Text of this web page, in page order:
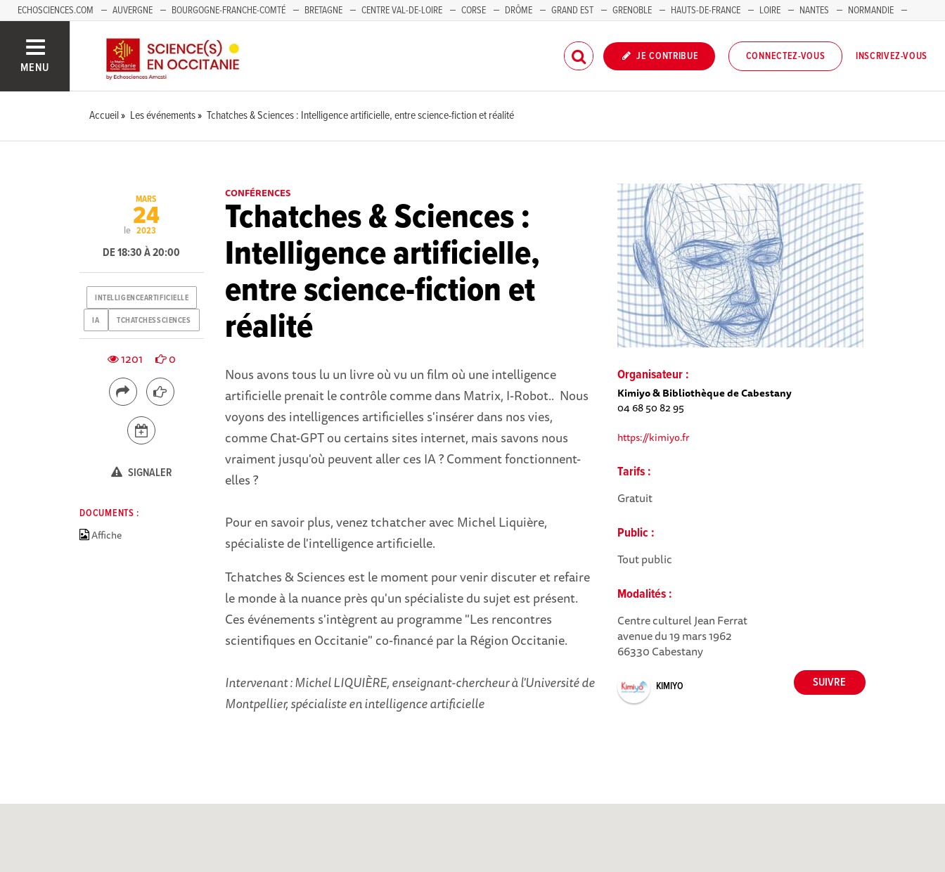
ECHOSCIENCES.COM AUVERGNE BOURGOGNE-FRANCHE-COMTÉ BRETAGNE CENTRE VAL-DE-LOIRE CORSE DRÔME GRAND EST GRENOBLE HAUTS-DE-FRANCE LOIRE NANTES
NORMANDIE
MENU
JE CONTRIBUE CONNECTEZ-VOUS INSCRIVEZ-VOUS
Accueil Les événements Tchatches & Sciences : Intelligence artificielle, entre science-fiction et réalité
CONFÉRENCES
Tchatches & Sciences :
Intelligence artificielle,
entre science-fiction et
réalité
Nous avons tous lu un livre où vu un film où une intelligence
artificielle prenait le contrôle comme dans Matrix, I-Robot.. Nous
voyons des intelligences artificielles s'insérer dans nos vies,
comme Chat-GPT ou certains sites internet, mais savons nous
vraiment jusqu'où peuvent aller ces IA ? Comment fonctionnent-
elles ?
Pour en savoir plus, venez tchatcher avec Michel Liquière,
spécialiste de l'intelligence artificielle.
Tchatches & Sciences est le moment pour venir discuter et refaire
le monde à la nuance près qu'un spécialiste du sujet est présent.
Ces événements s'intègrent au programme "Les rencontres
scientifiques en Occitanie" co-financé par la Région Occitanie.
Intervenant : Michel LIQUIÈRE, enseignant-chercheur à l'Université de
Montpellier, spécialiste en intelligence artificielle
Organisateur :
Kimiyo & Bibliothèque de Cabestany
04 68 50 82 95
https://kimiyo.fr
Tarifs :
Gratuit
Public :
Tout public
Modalités :
Centre culturel Jean Ferrat
avenue du 19 mars 1962
66330 Cabestany
KIMIYO
le
MARS
24
2023
DE 18:30 À 20:00
INTELLIGENCEARTIFICIELLE
IA TCHATCHESSCIENCES
1201 0
SIGNALER
DOCUMENTS :
Affiche